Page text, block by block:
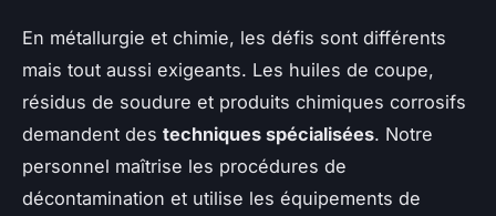
En métallurgie et chimie, les défis sont différents
mais tout aussi exigeants. Les huiles de coupe,
résidus de soudure et produits chimiques corrosifs
demandent des techniques spécialisées. Notre
personnel maîtrise les procédures de
décontamination et utilise les équipements de